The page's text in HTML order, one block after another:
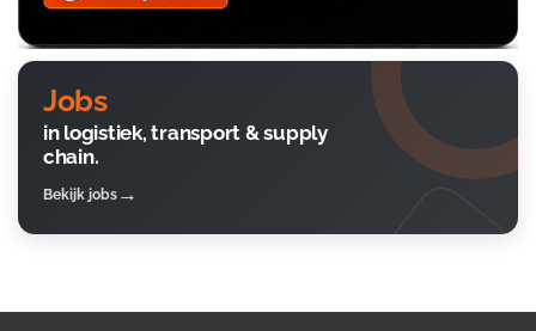
Jobs
in logistiek, transport & supply
chain.
Bekijk jobs